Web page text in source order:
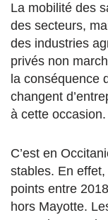
La mobilité des
des secteurs,
des industries
privés non
la conséquence
changent
à cette occasion.
C’est en
stables. En
points entre
hors Mayotte.